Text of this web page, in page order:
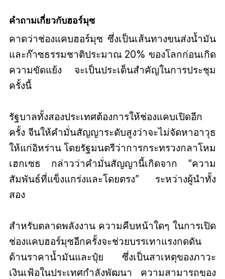
คำถามเกี่ยวกับฮอร์มุซ
คาดว่าช่องแคบฮอร์มุซ ซึ่งเป็นเส้นทางขนส่งน้ำมัน
และก๊าซธรรมชาติประมาณ 20% ของโลกก่อนเกิด
ความขัดแย้ง จะเป็นประเด็นสำคัญในการประชุม
ครั้งนี้
รัฐบาลทั้งสองประเทศต้องการให้ช่องแคบเปิดอีก
ครั้ง จีนให้คำมั่นสัญญาระดับสูงว่าจะไม่จัดหาอาวุธ
ให้แก่อิหร่าน โดยรัฐมนตรีว่าการกระทรวงกลาโหม
เฮกเซธ กล่าวว่าคำมั่นสัญญานี้เกิดจาก “ความ
สัมพันธ์ที่แข็งแกร่งและโดยตรง” ระหว่างผู้นำทั้ง
สอง
สำหรับตลาดพลังงาน ความคืบหน้าใดๆ ในการเปิด
ช่องแคบฮอร์มุซอีกครั้งจะช่วยบรรเทาแรงกดดัน
ด้านราคาน้ำมันและปุ๋ย ซึ่งเป็นสาเหตุของภาวะ
เงินเฟ้อในประเทศกำลังพัฒนา ความสามารถของ